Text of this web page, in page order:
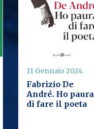
11 Gennaio 2024
Fabrizio De
André. Ho paura
di fare il poeta